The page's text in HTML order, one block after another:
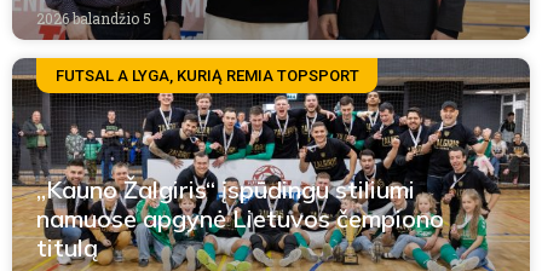
2026 balandžio 5
FUTSAL A LYGA, KURIĄ REMIA TOPSPORT
„Kauno Žalgiris“ įspūdingu stiliumi
namuose apgynė Lietuvos čempiono
titulą